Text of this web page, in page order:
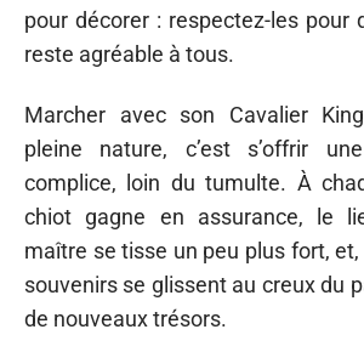
pour décorer : respectez-les pour
reste agréable à tous.
Marcher avec son Cavalier
pleine nature, c’est s’offrir
complice, loin du tumulte. À
chiot gagne en assurance, le
maître se tisse un peu plus fort,
souvenirs se glissent au creux du
de nouveaux trésors.